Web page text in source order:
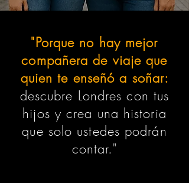
"Porque no hay mejor
compañera de viaje que
quien te enseñó a soñar:
descubre Londres con tus
hijos y crea una historia
que solo ustedes podrán
contar."